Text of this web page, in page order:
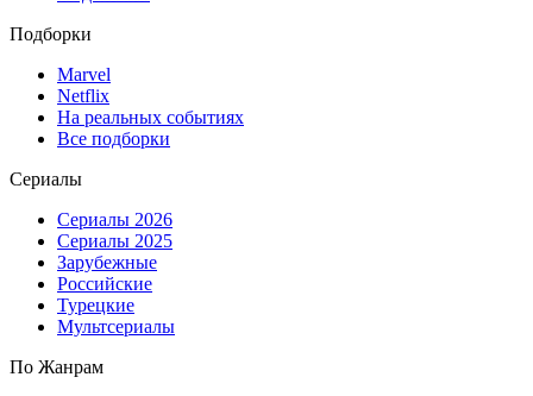
Подборки
Marvel
Netflix
На реальных событиях
Все подборки
Сериалы
Сериалы 2026
Сериалы 2025
Зарубежные
Российские
Турецкие
Мультсериалы
По Жанрам